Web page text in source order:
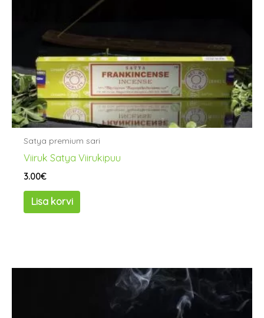
Satya premium sari
Viiruk Satya Viirukipuu
3.00€
Lisa korvi